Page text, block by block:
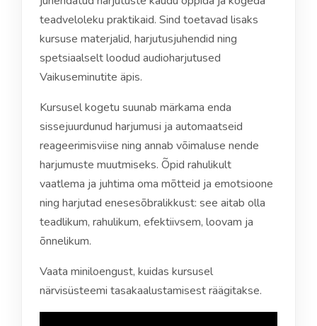
teadveloleku praktikaid. Sind toetavad lisaks
kursuse materjalid, harjutusjuhendid ning
spetsiaalselt loodud audioharjutused
Vaikuseminutite äpis.
Kursusel kogetu suunab märkama enda
sissejuurdunud harjumusi ja automaatseid
reageerimisviise ning annab võimaluse nende
harjumuste muutmiseks. Õpid rahulikult
vaatlema ja juhtima oma mõtteid ja emotsioone
ning harjutad enesesõbralikkust: see aitab olla
teadlikum, rahulikum, efektiivsem, loovam ja
õnnelikum.
Vaata miniloengust, kuidas kursusel
närvisüsteemi tasakaalustamisest räägitakse.